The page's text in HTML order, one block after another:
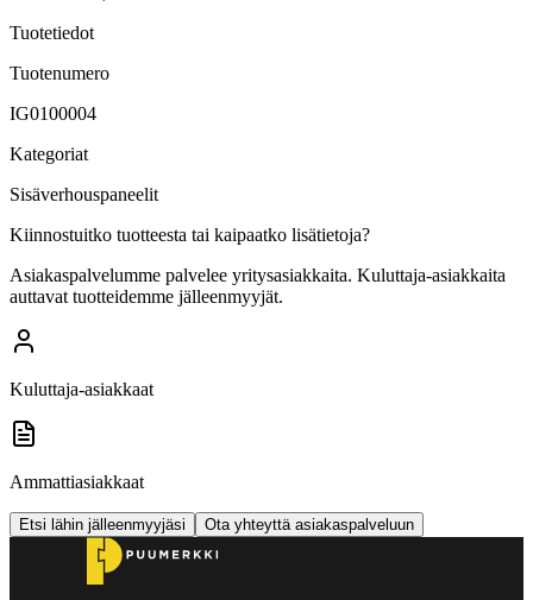
Tuotetiedot
Tuotenumero
IG0100004
Kategoriat
Sisäverhouspaneelit
Kiinnostuitko tuotteesta tai kaipaatko lisätietoja?
Asiakaspalvelumme palvelee yritysasiakkaita. Kuluttaja-asiakkaita
auttavat tuotteidemme jälleenmyyjät.
Kuluttaja-asiakkaat
Ammattiasiakkaat
Etsi lähin jälleenmyyjäsi Ota yhteyttä asiakaspalveluun